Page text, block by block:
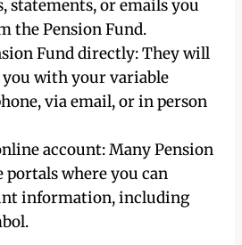
statements, or emails you
the Pension Fund.
Fund directly: They will
you with your variable
via email, or in person
account: Many Pension
portals where you can
information, including